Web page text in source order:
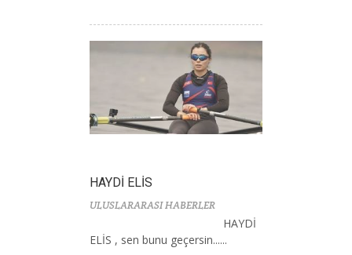
HAYDİ ELİS
ULUSLARARASI HABERLER
HAYDİ
ELİS , sen bunu geçersin......